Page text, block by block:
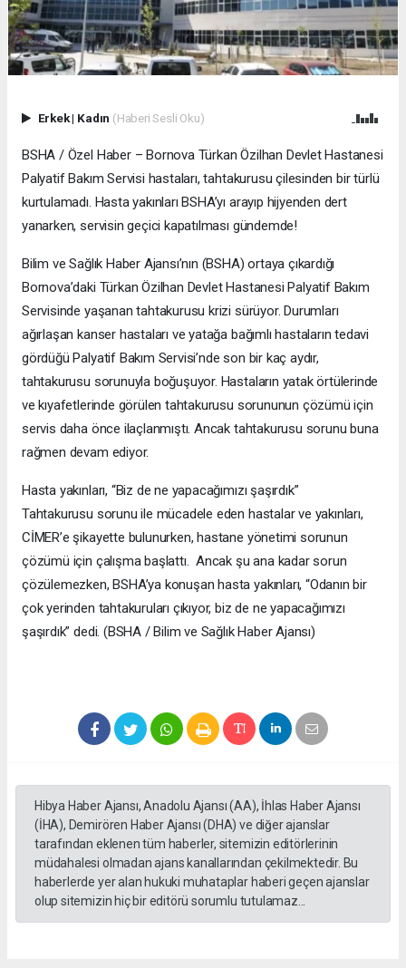
Erkek| Kadın (Haberi Sesli Oku)
BSHA / Özel Haber – Bornova Türkan Özilhan Devlet Hastanesi
Palyatif Bakım Servisi hastaları, tahtakurusu çilesinden bir türlü
kurtulamadı. Hasta yakınları BSHA’yı arayıp hijyenden dert
yanarken, servisin geçici kapatılması gündemde!
Bilim ve Sağlık Haber Ajansı’nın (BSHA) ortaya çıkardığı
Bornova’daki Türkan Özilhan Devlet Hastanesi Palyatif Bakım
Servisinde yaşanan tahtakurusu krizi sürüyor. Durumları
ağırlaşan kanser hastaları ve yatağa bağımlı hastaların tedavi
gördüğü Palyatif Bakım Servisi’nde son bir kaç aydır,
tahtakurusu sorunuyla boğuşuyor. Hastaların yatak örtülerinde
ve kıyafetlerinde görülen tahtakurusu sorununun çözümü için
servis daha önce ilaçlanmıştı. Ancak tahtakurusu sorunu buna
rağmen devam ediyor.
Hasta yakınları, “Biz de ne yapacağımızı şaşırdık”
Tahtakurusu sorunu ile mücadele eden hastalar ve yakınları,
CİMER’e şikayette bulunurken, hastane yönetimi sorunun
çözümü için çalışma başlattı. Ancak şu ana kadar sorun
çözülemezken, BSHA’ya konuşan hasta yakınları, “Odanın bir
çok yerinden tahtakuruları çıkıyor, biz de ne yapacağımızı
şaşırdık” dedi. (BSHA / Bilim ve Sağlık Haber Ajansı)
Hibya Haber Ajansı, Anadolu Ajansı (AA), İhlas Haber Ajansı
(İHA), Demirören Haber Ajansı (DHA) ve diğer ajanslar
tarafından eklenen tüm haberler, sitemizin editörlerinin
müdahalesi olmadan ajans kanallarından çekilmektedir. Bu
haberlerde yer alan hukuki muhataplar haberi geçen ajanslar
olup sitemizin hiç bir editörü sorumlu tutulamaz...